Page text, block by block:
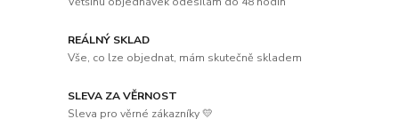
REÁLNÝ SKLAD
Vše, co lze objednat, mám skutečně skladem
SLEVA ZA VĚRNOST
Sleva pro věrné zákazníky 💛